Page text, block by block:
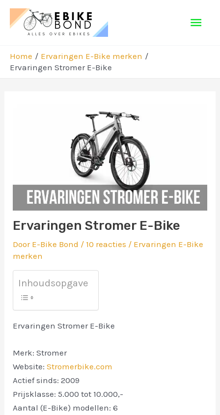
naar
Home
Ervaringen E-Bike merken
Ervaringen Stromer E-Bike
Ervaringen Stromer E-Bike
Door E-Bike Bond / 10 reacties / Ervaringen E-Bike
merken
Inhoudsopgave
Ervaringen Stromer E-Bike
Merk: Stromer
Website:Stromerbike.com
Actief sinds: 2009
Prijsklasse: 5.000 tot 10.000,-
Aantal (E-Bike) modellen: 6